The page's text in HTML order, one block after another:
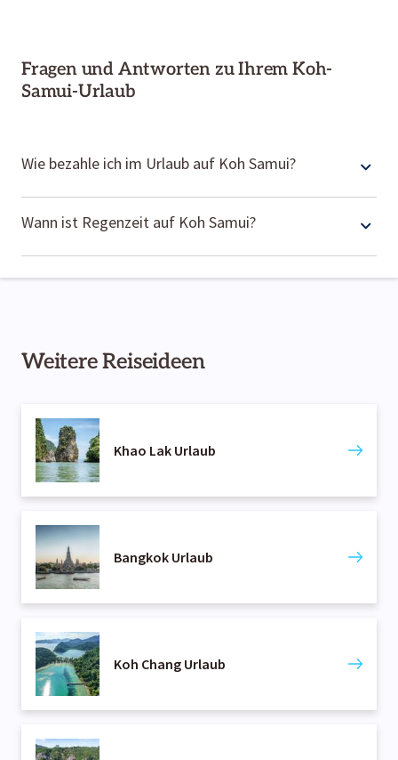
Fragen und Antworten zu Ihrem Koh-
Samui-Urlaub
Wie bezahle ich im Urlaub auf Koh Samui?
Die Währung auf Koh Samui ist der thailändische Baht – 40
Wann ist Regenzeit auf Koh Samui?
Die Regenzeit auf Koh Samui dauert normalerweise etwa
heftigen Regenfällen und kurzen Gewittern führen.
Weitere Reiseideen
Khao Lak Urlaub
Bangkok Urlaub
Koh Chang Urlaub